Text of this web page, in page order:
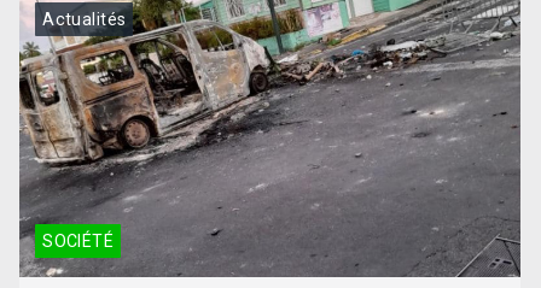
SOCIÉTÉ
Actualités